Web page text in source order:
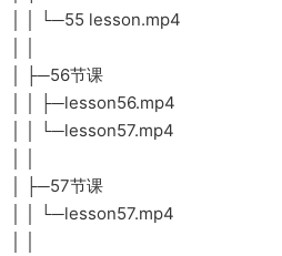
│ │ └─55 lesson.mp4
│ ├─56节课
│ │ ├─lesson56.mp4
│ │ └─lesson57.mp4
│ ├─57节课
│ │ └─lesson57.mp4